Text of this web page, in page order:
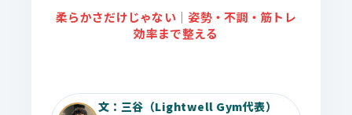
柔らかさだけじゃない｜姿勢・不調・筋トレ
効率まで整える
文：三谷（Lightwell Gym代表）